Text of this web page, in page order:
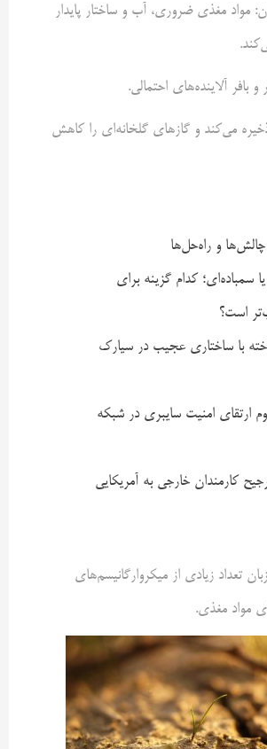
مواد مغذی ضروری، آب و ساختار پایدار
بافر آلاینده‌های احتمالی.
ذخیره می‌کند و گازهای گلخانه‌ای را کاهش
چالش‌ها و راه‌حل‌ها
سمباده‌ای؛ کدام گزینه برای
است؟
با ساختاری عجیب در سیارک
ارتقای امنیت سایبری در شبکه
کارمندان خارجی به آمریکایی
تعداد زیادی از میکروارگانیسم‌های
مواد مغذی.